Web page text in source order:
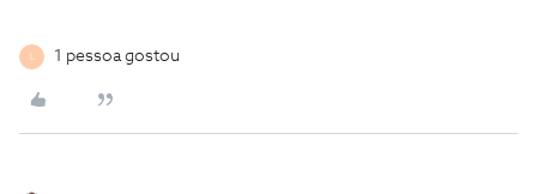
1 pessoa gostou